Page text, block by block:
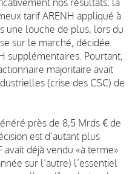
tarif ARENH appliqué à
une louche de plus, lors du
sur le marché, décidée
supplémentaires. Pourtant,
majoritaire avait
(crise des CSC) de
près de 8,5 Mrds € de
est d’autant plus
avait déjà vendu «à terme»
sur l’autre) l’essentiel